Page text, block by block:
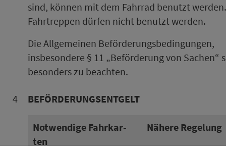
sind, können mit dem Fahrrad benutzt werden.
Fahrtreppen dürfen nicht benutzt werden.
Die Allgemeinen Be­för­de­rungs­be­din­gungen,
insbesondere § 11 „Be­för­de­rung von Sachen“
be­son­ders zu beachten.
4 BE­FÖR­DE­RUNGS­ENT­GELT
Not­wen­dige Fahr­kar­
ten
Nähere Re­ge­lung